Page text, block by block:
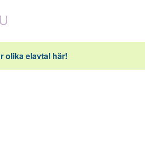
olika elavtal här!